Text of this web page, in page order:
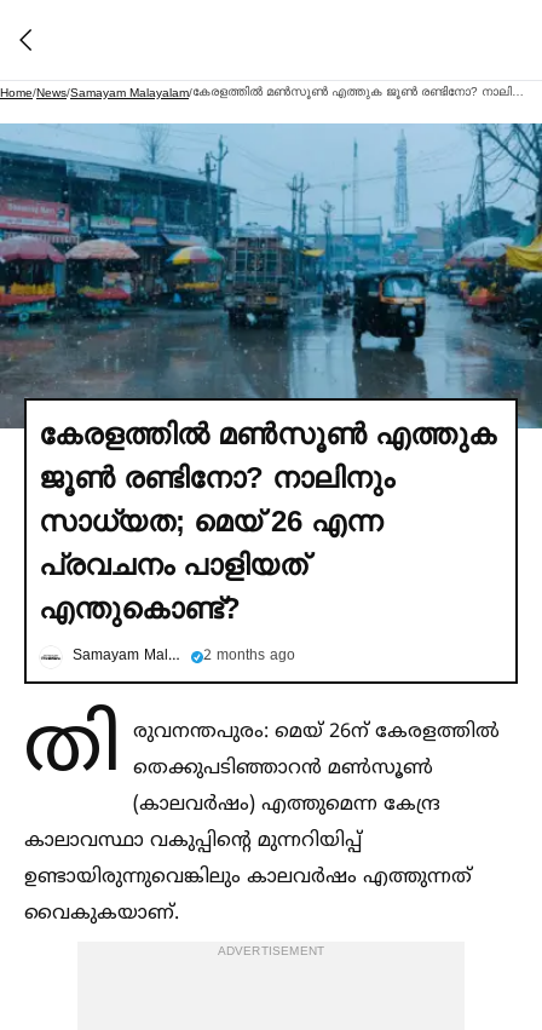
Home/News/Samayam Malayalam/
കേരളത്തില്‍ മണ്‍സൂണ്‍ എത്തുക
ജൂണ്‍ രണ്ടിനോ? നാലിനും
സാധ്യത; മെയ് 26 എന്ന
പ്രവചനം പാളിയത്
എന്തുകൊണ്ട്?
Samayam Malayalam 2 months ago
തി
രുവനന്തപുരം: മെയ് 26ന് കേരളത്തില്‍
തെക്കുപടിഞ്ഞാറൻ മണ്‍സൂണ്‍
(കാലവർഷം) എത്തുമെന്ന കേന്ദ്ര
കാലാവസ്ഥാ വകുപ്പിൻ്റെ മുന്നറിയിപ്പ്
ഉണ്ടായിരുന്നുവെങ്കിലും കാലവർഷം എത്തുന്നത്
വൈകുകയാണ്.
ADVERTISEMENT